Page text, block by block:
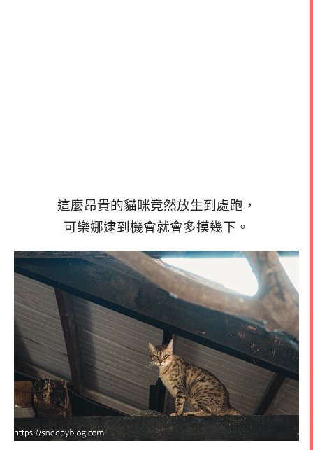
這麼昂貴的貓咪竟然放生到處跑，
可樂娜逮到機會就會多摸幾下。